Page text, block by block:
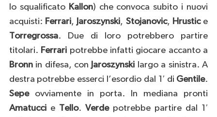
lo squalificato Kallon) che convoca subito i nuovi
acquisti: Ferrari, Jaroszynski, Stojanovic, Hrustice
Torregrossa. Due di loro potrebbero partire
titolari. Ferrari potrebbe infatti giocare accanto a
Bronnin difesa, con Jaroszynski largo a sinistra. A
destra potrebbe esserci l’esordio dal 1′ di Gentile.
Sepeovviamente in porta. In mediana pronti
Amatuccie Tello. Verdepotrebbe partire dal 1′